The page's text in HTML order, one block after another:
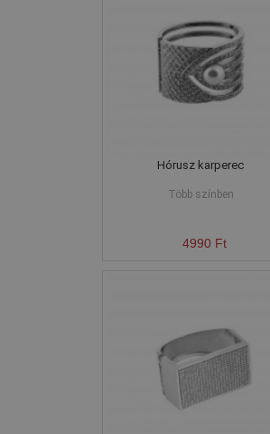
Hórusz karperec
Több színben
4990 Ft